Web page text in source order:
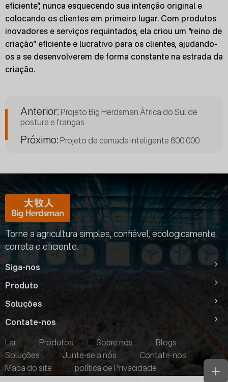
eficiente”, nunca esquecendo sua intenção original e
colocando os clientes em primeiro lugar. Com produtos
inovadores e serviços requintados, ela criou um “reino de
criação” eficiente e lucrativo para os clientes, ajudando-
os a se desenvolverem de forma constante na estrada da
criação.
Anterior: Projeto Big Herdsman África do Sul de
postura e frangas
Próximo: Projeto de camada inteligente 600.000
Torne a agricultura simples, confiável, ecologicamente
correta e eficiente.
Siga-nos
Produto
Soluções
Contate-nos
Lar
Produtos Sobre nós
Blogs
Soluções
Junte-se a nós
Contate-nos
Mapa do site
política de Privacidade